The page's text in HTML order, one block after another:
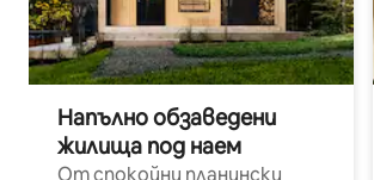
Напълно обзаведени
жилища под наем
От спокойни планински